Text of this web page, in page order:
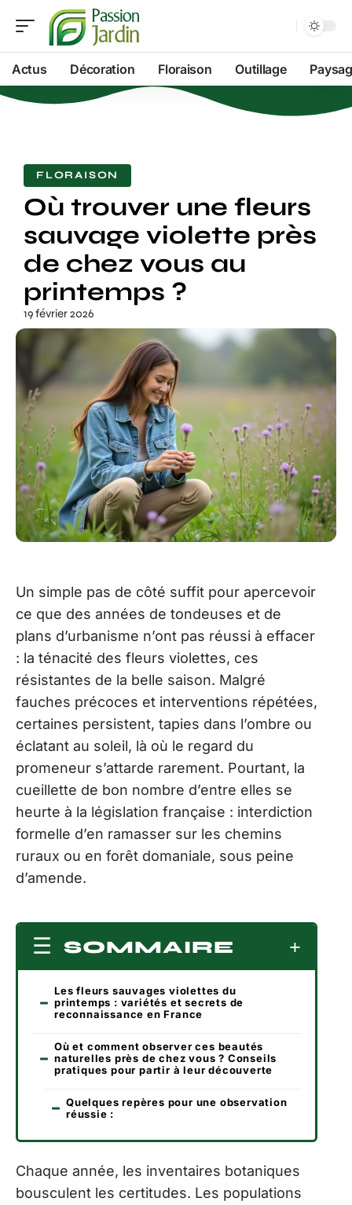
Actus Décoration Floraison Outillage
FLORAISON
Où trouver une fleurs
sauvage violette près
de chez vous au
printemps ?
19 février 2026
Un simple pas de côté suffit pour apercevoir
ce que des années de tondeuses et de
plans d’urbanisme n’ont pas réussi à effacer
: la ténacité des fleurs violettes, ces
résistantes de la belle saison. Malgré
fauches précoces et interventions répétées,
certaines persistent, tapies dans l’ombre ou
éclatant au soleil, là où le regard du
promeneur s’attarde rarement. Pourtant, la
cueillette de bon nombre d’entre elles se
heurte à la législation française : interdiction
formelle d’en ramasser sur les chemins
ruraux ou en forêt domaniale, sous peine
d’amende.
SOMMAIRE
Les fleurs sauvages violettes du
printemps : variétés et secrets de
reconnaissance en France
Où et comment observer ces beautés
naturelles près de chez vous ? Conseils
pratiques pour partir à leur découverte
Quelques repères pour une observation
réussie :
Chaque année, les inventaires botaniques
bousculent les certitudes. Les populations